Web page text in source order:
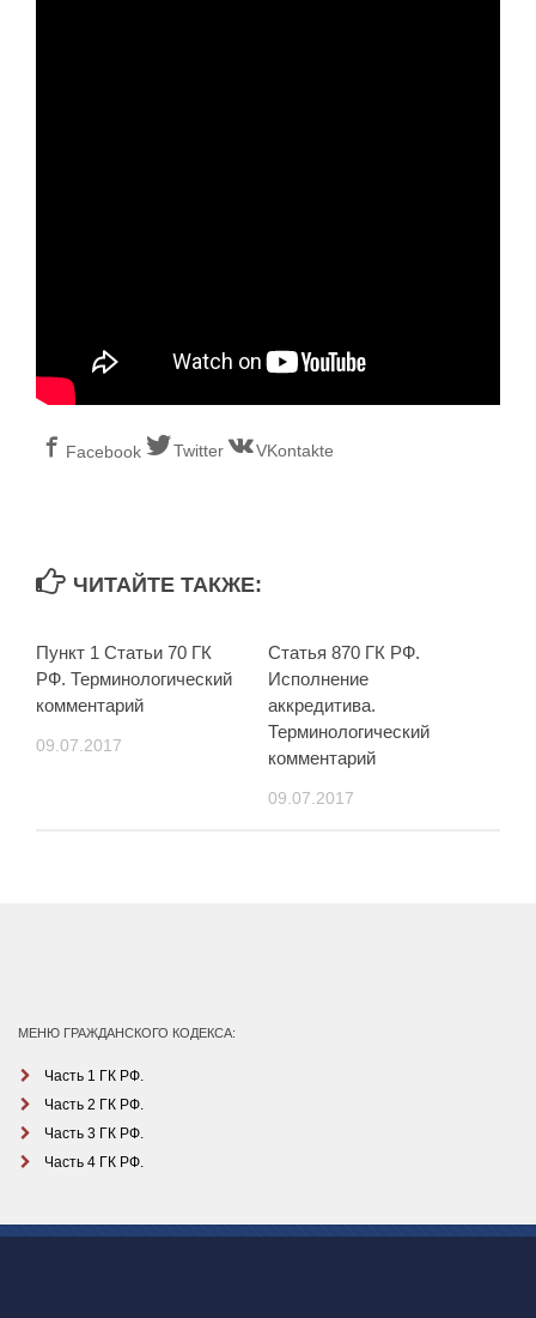
Facebook Twitter VKontakte
ЧИТАЙТЕ ТАКЖЕ:
Пункт 1 Статьи 70 ГК
РФ. Терминологический
комментарий
09.07.2017
Статья 870 ГК РФ.
Исполнение
аккредитива.
Терминологический
комментарий
09.07.2017
МЕНЮ ГРАЖДАНСКОГО КОДЕКСА:
Часть 1 ГК РФ.
Часть 2 ГК РФ.
Часть 3 ГК РФ.
Часть 4 ГК РФ.